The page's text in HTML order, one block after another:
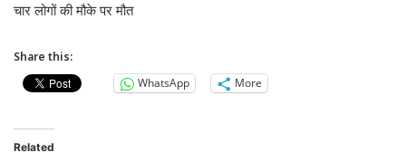
चार लोगों की मौके पर मौत
Share this:
WhatsApp
More
Related